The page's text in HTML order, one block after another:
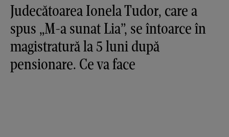
Judecătoarea Ionela Tudor, care a
spus „M-a sunat Lia”, se întoarce în
magistratură la 5 luni după
pensionare. Ce va face